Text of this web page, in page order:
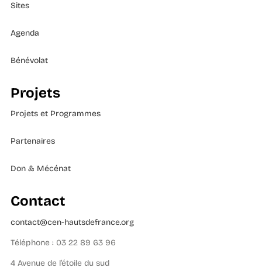
Sites
Agenda
Bénévolat
Projets
Projets et Programmes
Partenaires
Don & Mécénat
Contact
contact@cen-hautsdefrance.org
Téléphone : 03 22 89 63 96
4 Avenue de l’étoile du sud